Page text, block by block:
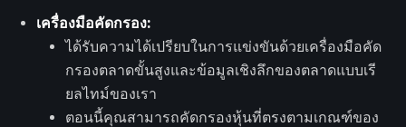
เครื่องมือคัดกรอง:
ได้รับความได้เปรียบในการแข่งขันด้วยเครื่องมือคัด
กรองตลาดขั้นสูงและข้อมูลเชิงลึกของตลาดแบบเรี
ยลไทม์ของเรา
ตอนนี้คุณสามารถคัดกรองหุ้นที่ตรงตามเกณฑ์ของ